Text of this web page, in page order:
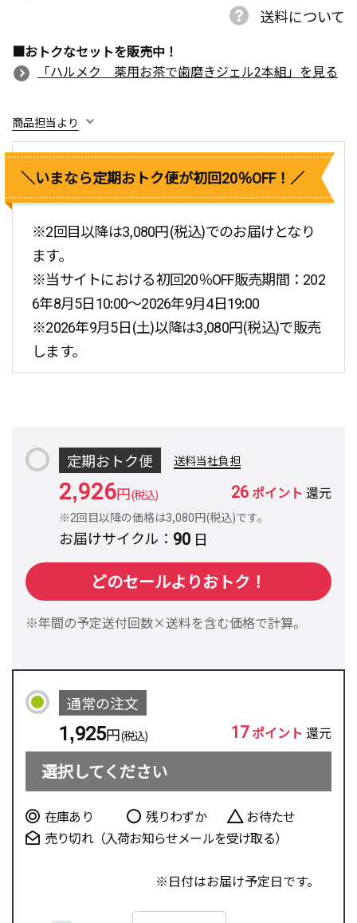
送料について
■おトクなセットを販売中！
「ハルメク 薬用お茶で歯磨きジェル2本組」を見る
商品担当より
＼いまなら定期おトク便が初回20％OFF！／
※2回目以降は3,080円(税込)でのお届けとなり
ます。
※当サイトにおける初回20％OFF販売期間：202
6年8月5日10:00～2026年9月4日19:00
※2026年9月5日(土)以降は3,080円(税込)で販売
します。
通常の注文
1,925円(税込) 17ポイント 還元
選択してください
在庫あり 残りわずか
お待たせ
売り切れ（入荷お知らせメールを受け取る）
日付はお届け予定日です。
定期おトク便 送料当社負担
2,926円(税込) 26ポイント 還元
※2回目以降の価格は3,080円(税込)です。
お届けサイクル 90 日
どのセールよりおトク！
※年間の予定送付回数×送料を含む価格で計算。